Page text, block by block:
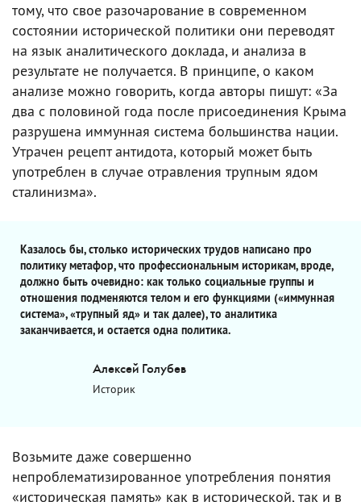
тому, что свое разочарование в современном
состоянии исторической политики они переводят
на язык аналитического доклада, и анализа в
результате не получается. В принципе, о каком
анализе можно говорить, когда авторы пишут: «За
два с половиной года после присоединения Крыма
разрушена иммунная система большинства нации.
Утрачен рецепт антидота, который может быть
употреблен в случае отравления трупным ядом
сталинизма».
Казалось бы, столько исторических трудов написано про
политику метафор, что профессиональным историкам, вроде,
должно быть очевидно: как только социальные группы и
отношения подменяются телом и его функциями («иммунная
система», «трупный яд» и так далее), то аналитика
заканчивается, и остается одна политика.
Алексей Голубев
Историк
Возьмите даже совершенно
непроблематизированное употребления понятия
«историческая память» как в исторической, так и в